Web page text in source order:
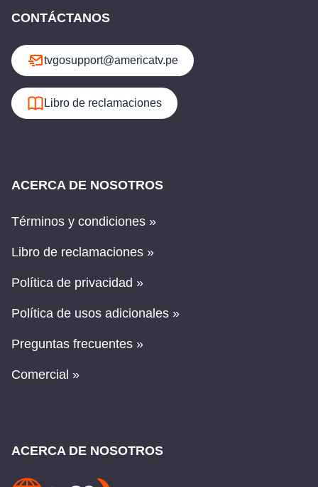
CONTÁCTANOS
tvgosupport@americatv.pe
Libro de reclamaciones
ACERCA DE NOSOTROS
Términos y condiciones »
Libro de reclamaciones »
Política de privacidad »
Política de usos adicionales »
Preguntas frecuentes »
Comercial »
ACERCA DE NOSOTROS